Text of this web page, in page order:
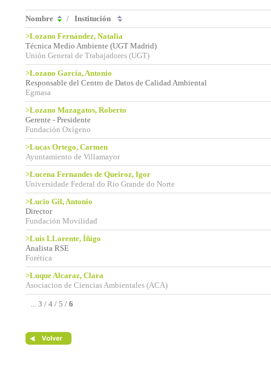
Nombre / Institución
>Lozano Fernández, Natalia
Técnica Medio Ambiente (UGT Madrid)
Unión General de Trabajadores (UGT)
>Lozano García, Antonio
Responsable del Centro de Datos de Calidad Ambiental
Egmasa
>Lozano Mazagatos, Roberto
Gerente - Presidente
Fundación Oxígeno
>Lucas Ortego, Carmen
Ayuntamiento de Villamayor
>Lucena Fernandes de Queiroz, Igor
Universidade Federal do Rio Grande do Norte
>Lucio Gil, Antonio
Director
Fundación Movilidad
>Luis LLorente, Íñigo
Analista RSE
Forética
>Luque Alcaraz, Clara
Asociacion de Ciencias Ambientales (ACA)
... 3 / 4 / 5 / 6